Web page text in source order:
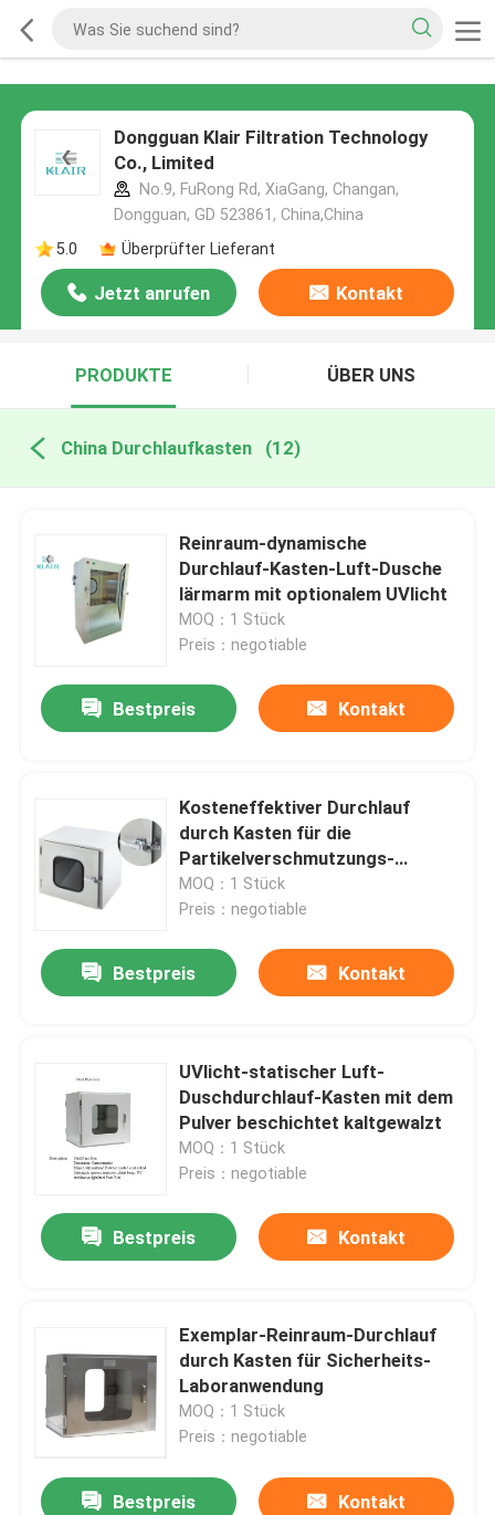
Dongguan Klair Filtration Technology
Co., Limited
No.9, FuRong Rd, XiaGang, Changan,
Dongguan, GD 523861, China,China
5.0
Überprüfter Lieferant
Jetzt anrufen Kontakt
PRODUKTE ÜBER UNS
China Durchlaufkasten (12)
Reinraum-dynamische
Durchlauf-Kasten-Luft-Dusche
lärmarm mit optionalem UVlicht
MOQ：1 Stück
Preis：negotiable
Bestpreis Kontakt
Kosteneffektiver Durchlauf
durch Kasten für die
Partikelverschmutzungs-
Kontrolle
MOQ：1 Stück
Preis：negotiable
Bestpreis Kontakt
UVlicht-statischer Luft-
Duschdurchlauf-Kasten mit dem
Pulver beschichtet kaltgewalzt
MOQ：1 Stück
Preis：negotiable
Bestpreis Kontakt
Exemplar-Reinraum-Durchlauf
durch Kasten für Sicherheits-
Laboranwendung
MOQ：1 Stück
Preis：negotiable
Bestpreis Kontakt